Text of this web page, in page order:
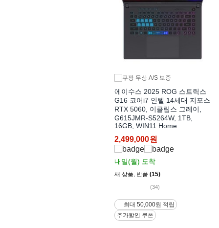
에이수스 2025 ROG 스트릭스
G16 코어i7 인텔 14세대 지포스
RTX 5060, 이클립스 그레이,
G615JMR-S5264W, 1TB,
16GB, WIN11 Home
2,499,000원
내일(월) 도착
새 상품 반품 (15)
(34)
최대 50,000원 적립
추가할인 쿠폰